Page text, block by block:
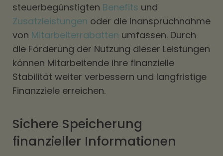
steuerbegünstigten Benefits und
Zusatzleistungen oder die Inanspruchnahme
von Mitarbeiterrabatten umfassen. Durch
die Förderung der Nutzung dieser Leistungen
können Mitarbeitende ihre finanzielle
Stabilität weiter verbessern und langfristige
Finanzziele erreichen.
Sichere Speicherung
finanzieller Informationen